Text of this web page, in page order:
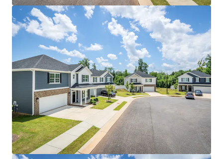
Triad International Airport, offering convenient
access for business travelers and supporting the
region's growing logistics sector
Proven Supply-Constrained Submarket:
Kernersville maintains tight vacancy rates with
minimal new single-family construction, creating
sustained rental demand and rent growth
potential
Robust Economic Growth: Triad MSA experiencing
7.5% population growth since 2020 with projected
12% job growth over the next five years, driven by
manufacturing and logistics expansion
Educational Excellence: Proximity to prestigious